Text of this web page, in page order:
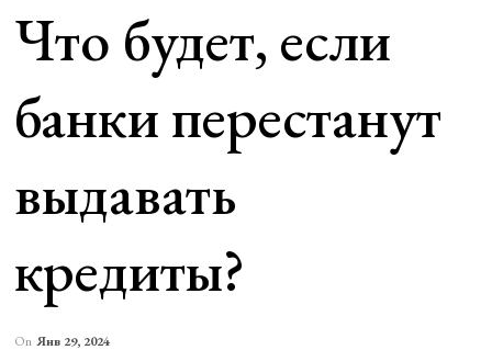
Что будет, если
банки перестанут
выдавать
кредиты?
On Янв 29, 2024